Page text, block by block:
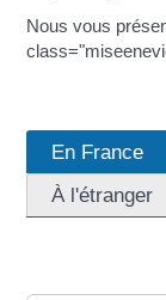
Nous vous
En France
À l'étranger